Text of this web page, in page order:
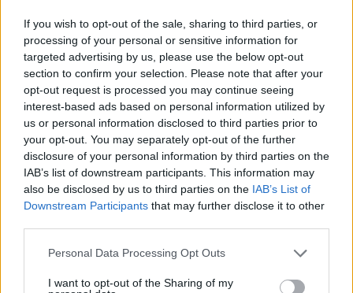
If you wish to opt-out of the sale, sharing to third parties, or
processing of your personal or sensitive information for
targeted advertising by us, please use the below opt-out
section to confirm your selection. Please note that after your
opt-out request is processed you may continue seeing
interest-based ads based on personal information utilized by
us or personal information disclosed to third parties prior to
your opt-out. You may separately opt-out of the further
disclosure of your personal information by third parties on the
IAB’s list of downstream participants. This information may
also be disclosed by us to third parties on the IAB’s List of
Downstream Participants that may further disclose it to other
Personal Data Processing Opt Outs
I want to opt-out of the Sharing of my
Η ομοσπονδιακή στατιστική υπηρεσία θα
δημοσιεύσει τα στοιχεία για το ακαθάριστο
εγχώριο προϊόν του 2022 την Παρασκευή.
Αναλυτές σε έρευνα του Reuters αναμένουν φέτος
οικονομική ανάπτυξη 1,8%.
Ενεργειακή κρίση
ΠΡΟΗΓΟΎΜΕΝΟ ΆΡΘΡΟ
Ιράν: Η ακτιβίστρια κόρη
Ραφσαντζανί
ΕΠΌΜΕΝΟ ΆΡΘΡΟ
Πάτρα: Στην εντατική
ποδοσφαιριστής, δίνει